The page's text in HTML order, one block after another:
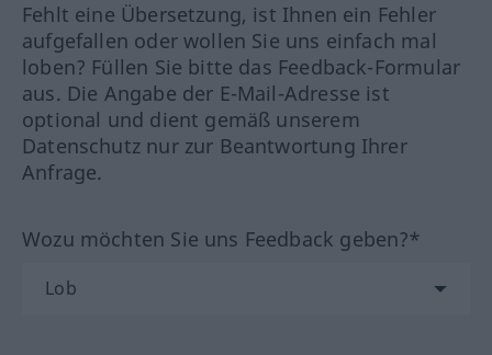
Fehlt eine Übersetzung, ist Ihnen ein Fehler
aufgefallen oder wollen Sie uns einfach mal
loben? Füllen Sie bitte das Feedback-Formular
aus. Die Angabe der E-Mail-Adresse ist
optional und dient gemäß unserem
Datenschutz nur zur Beantwortung Ihrer
Anfrage.
Wozu möchten Sie uns Feedback geben?*